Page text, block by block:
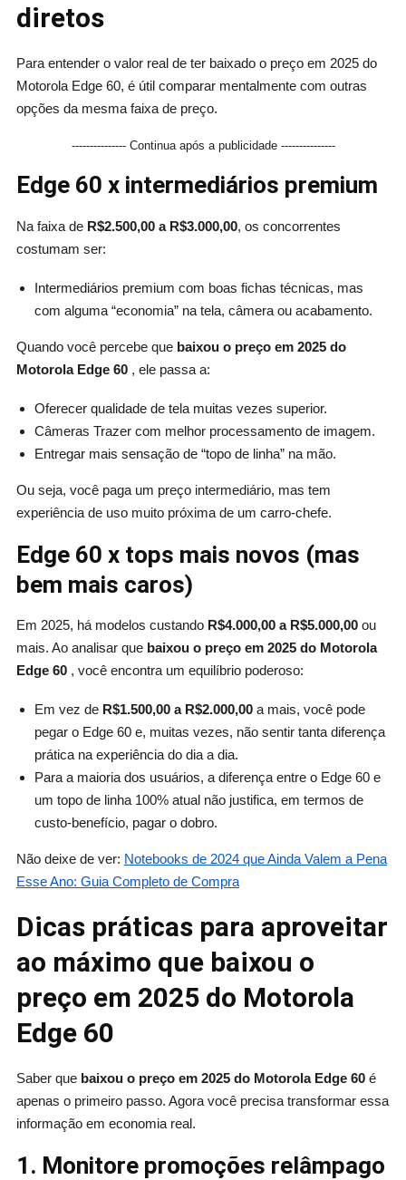
diretos
Para entender o valor real de ter baixado o preço em 2025 do
Motorola Edge 60, é útil comparar mentalmente com outras
opções da mesma faixa de preço.
--------------- Continua após a publicidade ---------------
Edge 60 x intermediários premium
Na faixa de R$2.500,00 a R$3.000,00, os concorrentes
costumam ser:
Intermediários premium com boas fichas técnicas, mas
com alguma “economia” na tela, câmera ou acabamento.
Quando você percebe que baixou o preço em 2025 do
Motorola Edge 60, ele passa a:
Oferecer qualidade de tela muitas vezes superior.
Câmeras Trazer com melhor processamento de imagem.
Entregar mais sensação de “topo de linha” na mão.
Ou seja, você paga um preço intermediário, mas tem
experiência de uso muito próxima de um carro-chefe.
Edge 60 x tops mais novos (mas
bem mais caros)
Em 2025, há modelos custando R$4.000,00 a R$5.000,00ou
mais. Ao analisar que baixou o preço em 2025 do Motorola
Edge 60, você encontra um equilíbrio poderoso:
Em vez de R$1.500,00 a R$2.000,00a mais, você pode
pegar o Edge 60 e, muitas vezes, não sentir tanta diferença
prática na experiência do dia a dia.
Para a maioria dos usuários, a diferença entre o Edge 60 e
um topo de linha 100% atual não justifica, em termos de
custo-benefício, pagar o dobro.
Não deixe de ver: Notebooks de 2024 que Ainda Valem a Pena
Esse Ano: Guia Completo de Compra
Dicas práticas para aproveitar
ao máximo que baixou o
preço em 2025 do Motorola
Edge 60
Saber que baixou o preço em 2025 do Motorola Edge 60é
apenas o primeiro passo. Agora você precisa transformar essa
informação em economia real.
1. Monitore promoções relâmpago